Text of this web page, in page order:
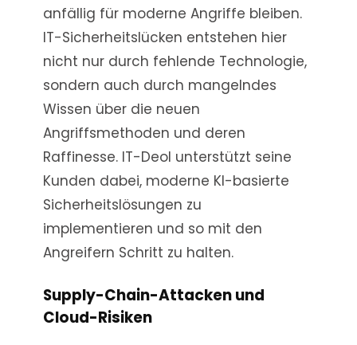
anfällig für moderne Angriffe bleiben.
IT-Sicherheitslücken entstehen hier
nicht nur durch fehlende Technologie,
sondern auch durch mangelndes
Wissen über die neuen
Angriffsmethoden und deren
Raffinesse. IT-Deol unterstützt seine
Kunden dabei, moderne KI-basierte
Sicherheitslösungen zu
implementieren und so mit den
Angreifern Schritt zu halten.
Supply-Chain-Attacken und
Cloud-Risiken